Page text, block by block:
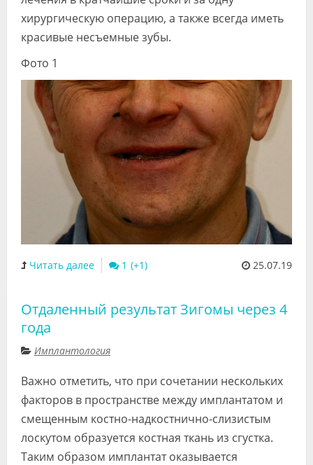
хирургическую операцию, а также всегда иметь
красивые несъемные зубы.
Фото 1
Читать далее 1 25.07.19
Отдаленный результат Зигомы через 4
года
Имплантология
Важно отметить, что при сочетании нескольких
факторов в пространстве между имплантатом и
смещенным костно-надкостнично-слизистым
лоскутом образуется костная ткань из сгустка.
Таким образом имплантат оказывается